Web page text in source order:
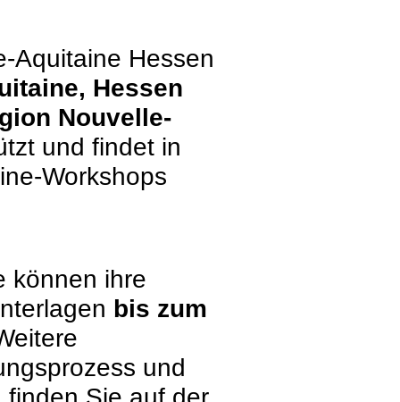
Aquitaine Hessen
Hessen
Nouvelle-
und findet in
Workshops
können ihre
bis zum
und